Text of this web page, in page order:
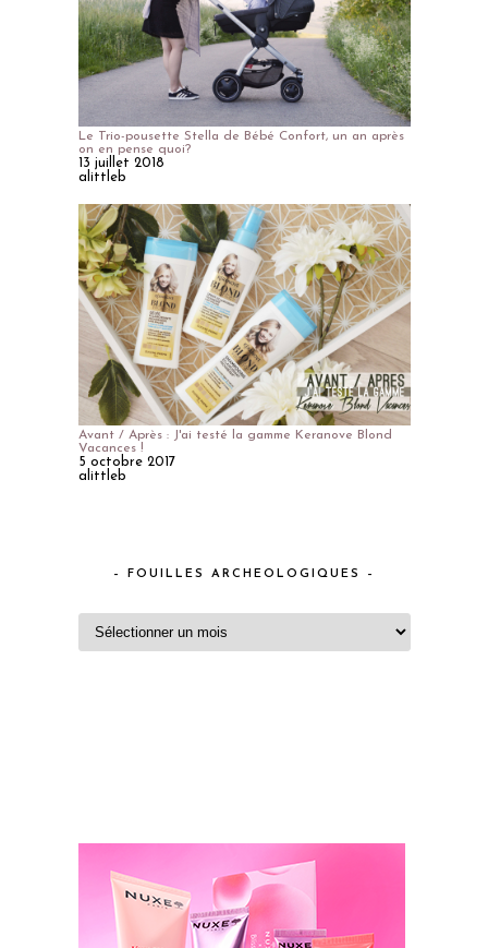
Le Trio-pousette Stella de Bébé Confort, un an après
on en pense quoi?
13 juillet 2018
alittleb
Avant / Après : J'ai testé la gamme Keranove Blond
Vacances !
5 octobre 2017
alittleb
– FOUILLES ARCHEOLOGIQUES –